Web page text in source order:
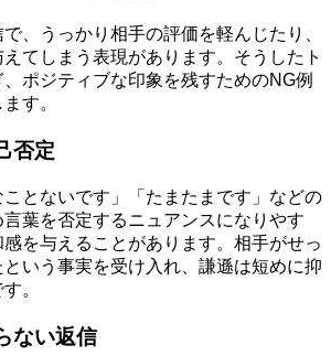
、うっかり相手の評価を軽んじたり、
てしまう表現があります。そうしたト
ポジティブな印象を残すためのNG例
す。
否定
ことないです」「たまたまです」などの
葉を否定するニュアンスになりやす
感を与えることがあります。相手がせっ
いう事実を受け入れ、謙遜は短めに抑
。
ない返信